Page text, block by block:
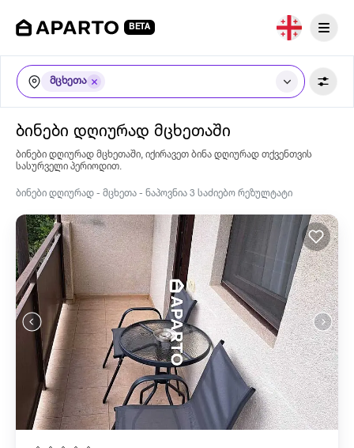
BETA
მცხეთა
ბინები დღიურად მცხეთაში
ბინები დღიურად მცხეთაში, იქირავეთ ბინა დღიურად თქვენთვის
სასურველი პერიოდით.
ბინები დღიურად - მცხეთა - ნაპოვნია 3 საძიებო რეზულტატი